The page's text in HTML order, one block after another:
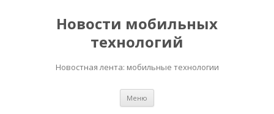
Новости мобильных
технологий
Новостная лента: мобильные технологии
Меню